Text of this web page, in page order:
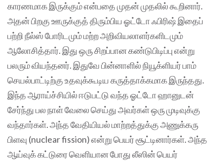
காரணமாக இருக்கும் என்பதை முதன் முதலில் கூறினார்.
அதன் பிறகு ஊருக்குத் திரும்பிய ஓட்டோ ஃபிரிஷ் இதைப்
பற்றி நீல்ஸ் போரிடமும் மற்ற அறிவியலாளர்களிடமும்
ஆலோசித்தார். இது ஒரு சிறப்பான கண்டுபிடிப்பு என்று
பலரும் வியந்தனர். இதுவே பின்னாளில் நியூக்ளியர் பாம்
செயல்பாட்டிற்கு உதவுக்கூடிய கருத்தாக்கமாக இருந்தது.
இந்த ஆராய்ச்சியில் ஈடுபட்டு வந்த ஓட்டோ ஹானுடன்
சேர்ந்து பல நாள் வேலை செய்து அவர்கள் ஒரு முடிவுக்கு
வந்தார்கள். அந்த வேதியியல் மாற்றத்துக்கு அணுக்கரு
பிளவு (nuclear fission) என்று பெயர் சூட்டினார்கள். அந்த
ஆய்வுக் கட்டுரை வெளியான போது லீஸின் பெயர்